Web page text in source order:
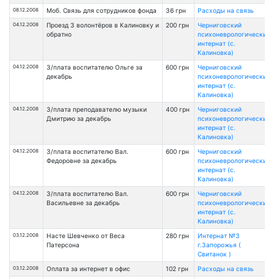
08.12.2008 Moб. Связь для сотрудников фонда 36 грн Расходы на связь
04.12.2008
Проезд 3 волонтёров в Калиновку и
обратно
200 грн
Черниговский
психоневрологический
интернат (с.
Калиновка)
04.12.2008
З/плата воспитателю Ольге за
декабрь
600 грн
Черниговский
психоневрологический
интернат (с.
Калиновка)
04.12.2008
З/плата преподавателю музыки
Дмитрию за декабрь
400 грн
Черниговский
психоневрологический
интернат (с.
Калиновка)
04.12.2008
З/плата воспитателю Вал.
Федоровне за декабрь
600 грн
Черниговский
психоневрологический
интернат (с.
Калиновка)
04.12.2008
З/плата воспитателю Вал.
Васильевне за декабрь
600 грн
Черниговский
психоневрологический
интернат (с.
Калиновка)
03.12.2008
Насте Шевченко от Веса
Патерсона
280 грн
Интернат №3
г.Запорожья (
Свитанок )
03.12.2008 Оплата за интернет в офис 102 грн Расходы на связь